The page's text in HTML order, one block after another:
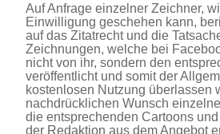
Auf Anfrage einzelner Zeichner,
Einwilligung geschehen kann,
auf das Zitatrecht und die
Zeichnungen, welche bei
nicht von ihr, sondern den
veröffentlicht und somit der
kostenlosen Nutzung überlassen
nachdrücklichen Wunsch
die entsprechenden Cartoons
der Redaktion aus dem Angebot